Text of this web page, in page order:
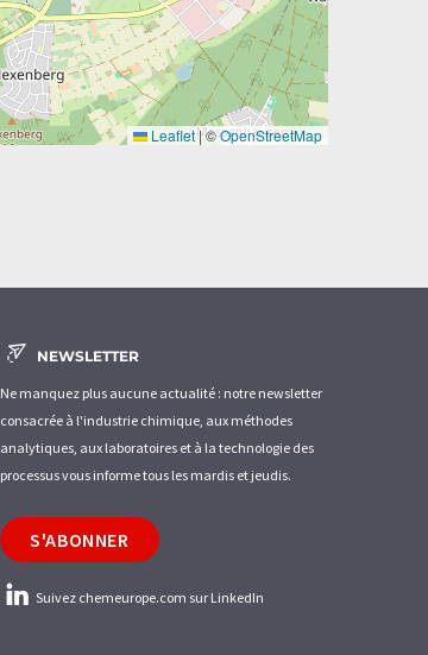
Leaflet|©OpenStreetMap
NEWSLETTER
Ne manquez plus aucune actualité : notre newsletter
consacrée à l'industrie chimique, aux méthodes
analytiques, aux laboratoires et à la technologie des
processus vous informe tous les mardis et jeudis.
S'ABONNER
Suivez chemeurope.com sur LinkedIn